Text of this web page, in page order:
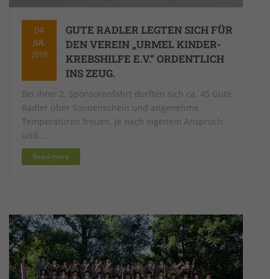
04
JUL
2019
GUTE RADLER LEGTEN SICH FÜR
DEN VEREIN „URMEL KINDER-
KREBSHILFE E.V.“ ORDENTLICH
INS ZEUG.
Bei ihrer 2. Sponsorenfahrt durften sich ca. 45 Gute
Radler über Sonnenschein und angenehme
Temperaturen freuen. Je nach eigenem Anspruch
und…
Read more